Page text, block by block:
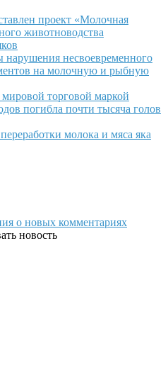
проект «Молочная
животноводства
несвоевременного
на молочную и рыбную
торговой маркой
погибла почти тысяча голов
молока и мяса яка
о новых комментариях
новость